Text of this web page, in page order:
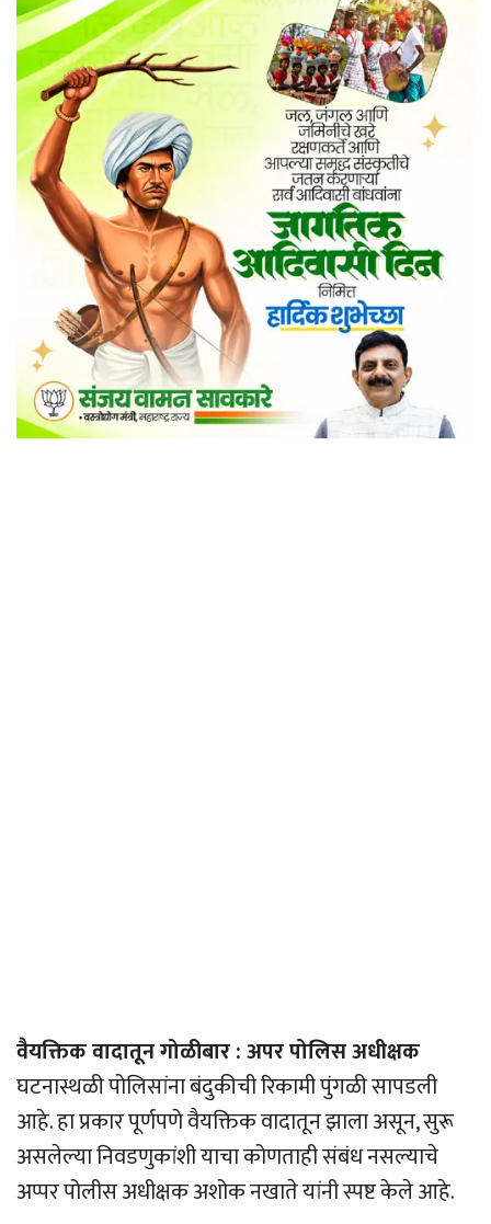
वैयक्तिक वादातून गोळीबार : अपर पोलिस अधीक्षक
घटनास्थळी पोलिसांना बंदुकीची रिकामी पुंगळी सापडली
आहे. हा प्रकार पूर्णपणे वैयक्तिक वादातून झाला असून, सुरू
असलेल्या निवडणुकांशी याचा कोणताही संबंध नसल्याचे
अप्पर पोलीस अधीक्षक अशोक नखाते यांनी स्पष्ट केले आहे.